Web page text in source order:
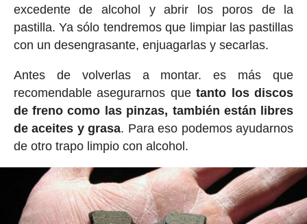
excedente de alcohol y abrir los poros de la
pastilla. Ya sólo tendremos que limpiar las pastillas
con un desengrasante, enjuagarlas y secarlas.
Antes de volverlas a montar. es más que
recomendable asegurarnos quetanto los discos
de freno como las pinzas, también están libres
de aceites y grasa. Para eso podemos ayudarnos
de otro trapo limpio con alcohol.